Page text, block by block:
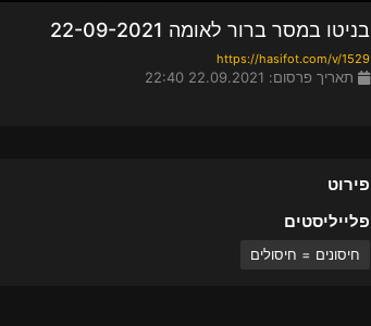
בניטו במסר ברור לאומה 22-09-2021
https://hasifot.com/v/1529
תאריך פרסום: 22.09.2021 22:40
פירוט
פלייליסטים
חיסונים = חיסולים